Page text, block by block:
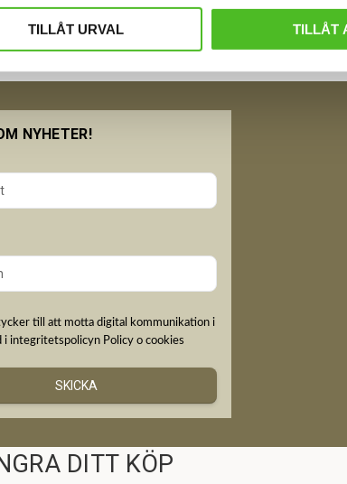
TILLÅT URVAL TILLÅT
NYHETER!
till att motta digital kommunikation i
i integritetspolicyn Policy o cookies
SKICKA
DITT KÖP